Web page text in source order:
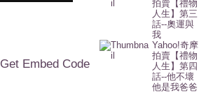
Get Embed Code
拍賣【禮物
人生】第三
話--奧運與
我
Yahoo!奇摩
拍賣【禮物
人生】第四
話--他不壞
他是我爸爸